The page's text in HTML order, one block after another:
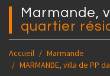
marmande,
quartier
Accueil
Marmande
MARMANDE, villa de PP